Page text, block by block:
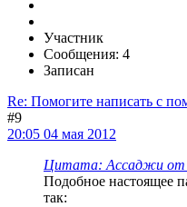
Участник
Сообщения: 4
Записан
Re: Помогите написать с
#9
20:05 04 мая 2012
Цитата: Ассаджи от
Подобное настоящее
так: